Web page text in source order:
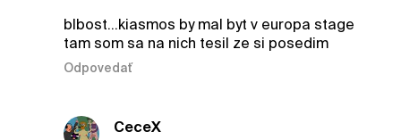
blbost...kiasmos by mal byt v europa stage
tam som sa na nich tesil ze si posedim
Odpovedať
CeceX